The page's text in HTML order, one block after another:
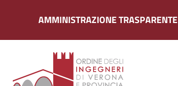
AMMINISTRAZIONE TRASPARENTE